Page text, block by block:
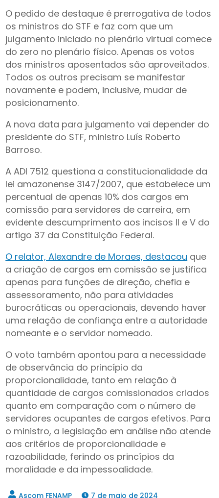
O pedido de destaque é prerrogativa de todos
os ministros do STF e faz com que um
julgamento iniciado no plenário virtual comece
do zero no plenário físico. Apenas os votos
dos ministros aposentados são aproveitados.
Todos os outros precisam se manifestar
novamente e podem, inclusive, mudar de
posicionamento.
A nova data para julgamento vai depender do
presidente do STF, ministro Luís Roberto
Barroso.
A ADI 7512 questiona a constitucionalidade da
lei amazonense 3147/2007, que estabelece um
percentual de apenas 10% dos cargos em
comissão para servidores de carreira, em
evidente descumprimento aos incisos II e V do
artigo 37 da Constituição Federal.
O relator, Alexandre de Moraes, destacou que
a criação de cargos em comissão se justifica
apenas para funções de direção, chefia e
assessoramento, não para atividades
burocráticas ou operacionais, devendo haver
uma relação de confiança entre a autoridade
nomeante e o servidor nomeado.
O voto também apontou para a necessidade
de observância do princípio da
proporcionalidade, tanto em relação à
quantidade de cargos comissionados criados
quanto em comparação com o número de
servidores ocupantes de cargos efetivos. Para
o ministro, a legislação em análise não atende
aos critérios de proporcionalidade e
razoabilidade, ferindo os princípios da
moralidade e da impessoalidade.
7 de maio de 2024